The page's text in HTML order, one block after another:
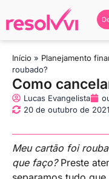
Início » Planejamento
roubado?
Como
Lucas Evangelista
20 de outubro de 2021
Meu cartão foi
que faço?Preste